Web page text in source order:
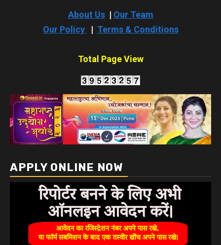
About Us| Our Team
Our Policy
| Terms & Conditions
Total Page View
APPLY ONLINE NOW